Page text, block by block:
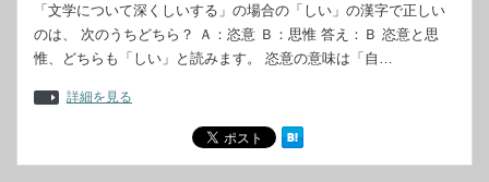
「文学について深くしいする」の場合の「しい」の漢字で正しい
のは、 次のうちどちら？ Ａ：恣意 Ｂ：思惟 答え：Ｂ 恣意と思
惟、どちらも「しい」と読みます。 恣意の意味は「自…
詳細を見る